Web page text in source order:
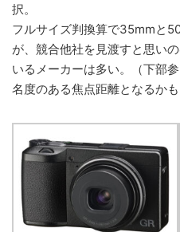
択。
フルサイズ判換算で35mmと
が、競合他社を見渡すと思い
いるメーカーは多い。（下部
名度のある焦点距離となるかも